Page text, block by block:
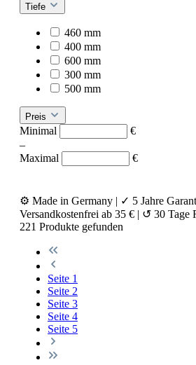
Tiefe
460 mm
400 mm
600 mm
300 mm
500 mm
Preis
Minimal
€
–
Maximal
€
⚙ Made in Germany | ✓ 5 Jahre
Versandkostenfrei ab 35 € | ↺ 30 Tage
221 Produkte gefunden
Seite 1
Seite 2
Seite 3
Seite 4
Seite 5